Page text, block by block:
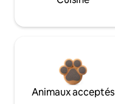
Animaux acceptés